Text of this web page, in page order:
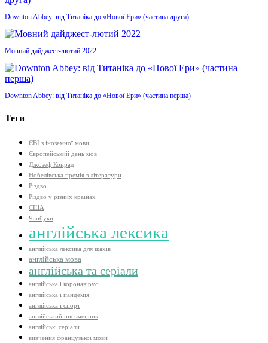
Downton Abbey: від Титаніка до «Нової Ери» (частина друга)
Мовний дайджест-лютий 2022
Downton Abbey: від Титаніка до «Нової Ери» (частина перша)
Теги
ЄВІ з іноземної мови
Європейський день мов
Джозеф Конрад
Нобелівська премія з літератури
Різдво
Різдво у різних країнах
США
Чапбуки
англійська лексика
англійська лексика для шахів
англійська мова
англійська та серіали
англійська і коронавірус
англійська і пандемія
англійська і спорт
англійський письменник
англійські серіали
вивчення французької мови